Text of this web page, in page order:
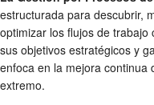
estructurada para descubrir,
optimizar los flujos de
sus objetivos estratégicos y
enfoca en la mejora continua
extremo.